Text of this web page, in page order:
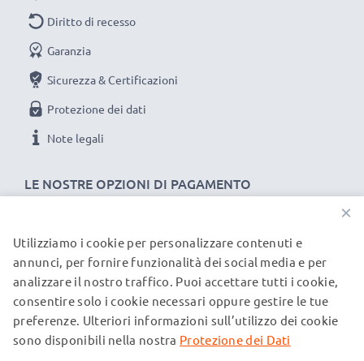
LE NOSTRE OPZIONI DI PAGAMENTO
Diritto di recesso
Garanzia
Sicurezza & Certificazioni
Protezione dei dati
Note legali
I NOSTRI PARTNER DI SPEDIZIONE
© subtel.it 2026
Tutti i prezzi includono l'IVA e sono esclusi i costi di
spedizione. Si prega di notare che tutti i marchi menzionati
×
Utilizziamo i cookie per personalizzare contenuti e
annunci, per fornire funzionalità dei social media e per
analizzare il nostro traffico. Puoi accettare tutti i cookie,
consentire solo i cookie necessari oppure gestire le tue
preferenze. Ulteriori informazioni sull’utilizzo dei cookie
sono disponibili nella nostra Protezione dei Dati